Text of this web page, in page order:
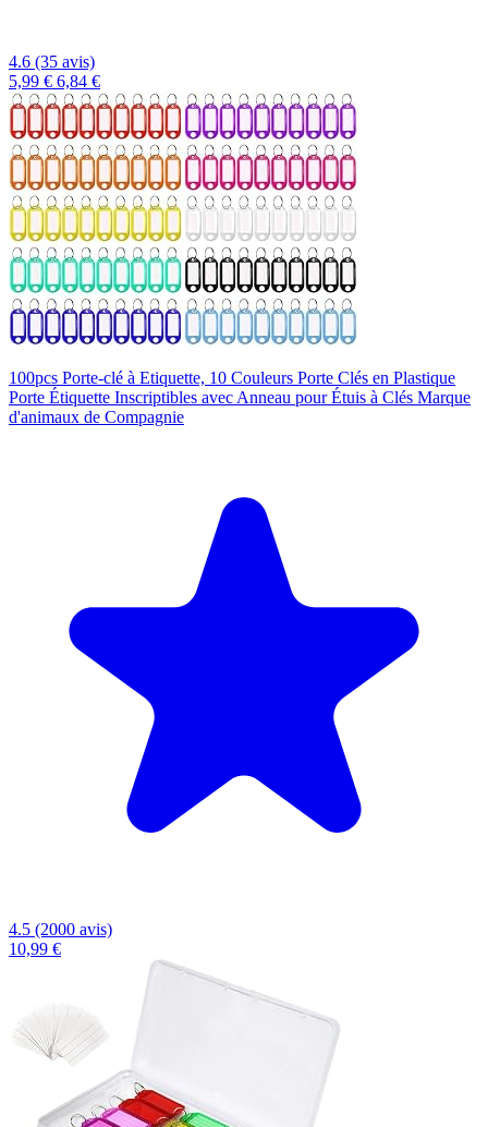
4.6 (35 avis)
5,99 € 6,84 €
100pcs Porte-clé à Etiquette, 10 Couleurs Porte Clés en Plastique
Porte Étiquette Inscriptibles avec Anneau pour Étuis à Clés Marque
d'animaux de Compagnie
4.5 (2000 avis)
10,99 €